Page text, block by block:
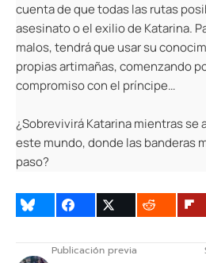
cuenta de que todas las rutas
asesinato o el exilio de Katarina.
malos, tendrá que usar su
propias artimañas, comenzando
compromiso con el príncipe…
¿Sobrevivirá Katarina mientras se
este mundo, donde las banderas
paso?
Publicación previa